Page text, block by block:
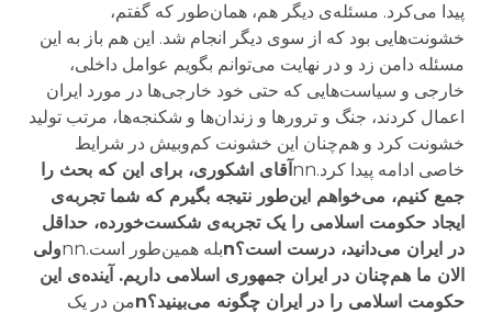
پیدا می‌کرد. مسئله‌ی دیگر هم، همان‌طور که گفتم،
خشونت‌هایی بود که از سوی دیگر انجام شد. این هم باز به این
مسئله دامن زد و در نهایت می‌توانم بگویم عوامل داخلی،
خارجی و سیاست‌هایی که حتی خود خارجی‌ها در مورد ایران
اعمال کردند، جنگ و ترورها و زندان‌ها و شکنجه‌ها، مرتب تولید
خشونت کرد و هم‌چنان این خشونت کم‌وبیش در شرایط
خاصی ادامه پیدا کرد.nn
آقای اشکوری، برای این که بحث را
جمع کنیم، می‌خواهم این‌طور نتیجه بگیرم که شما تجربه‌ی
ایجاد حکومت اسلامی را یک تجربه‌ی شکست‌خورده، حداقل
در ایران می‌دانید، درست است؟n
بله همین‌طور است.nn
ولی
الان ما هم‌چنان در ایران جمهوری اسلامی داریم. آینده‌ی این
حکومت اسلامی را در ایران چگونه می‌بینید؟n
من در یک